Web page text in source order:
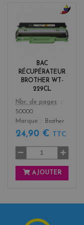
BAC
RÉCUPÉRATEUR
BROTHER WT-
229CL
Color
l
a
+
3
Nbr. de pages
50000
Marque
Brother
24,90 € TTC
AJOUTER